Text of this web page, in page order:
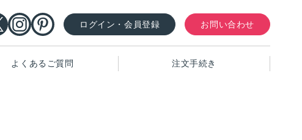
ログイン・会員登録 お問い合わせ
よくあるご質問 注文手続き